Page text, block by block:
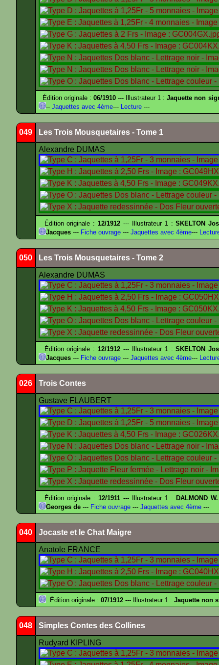
Édition originale :06/1910 --- Illustrateur 1 :Jaquette non
-- Jaquettes avec 4ème--- Lecture ---
049 Les Trois Mousquetaires - Tome 1
Alexandre DUMAS
Édition originale :12/1912 --- Illustrateur 1 :SKELTON
Jacques --- Fiche ouvrage --- Jaquettes avec 4ème---
050 Les Trois Mousquetaires - Tome 2
Alexandre DUMAS
Édition originale :12/1912 --- Illustrateur 1 :SKELTON
Jacques --- Fiche ouvrage --- Jaquettes avec 4ème---
026 Trois Contes
Gustave FLAUBERT
Édition originale : 12/1911 --- Illustrateur 1 : DALMOND W.
Georges de --- Fiche ouvrage --- Jaquettes avec 4ème ---
040 Jocaste et le Chat Maigre
Anatole FRANCE
Édition originale : 07/1912 --- Illustrateur 1 : Jaquette non
048 Simples Contes des Collines
Rudyard KIPLING